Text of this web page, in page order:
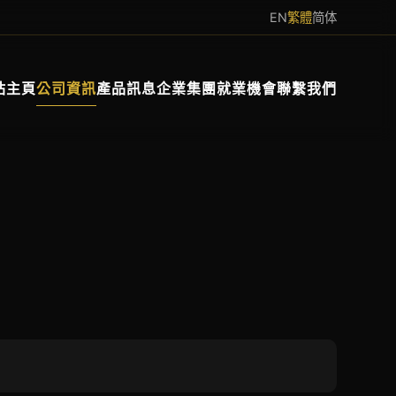
EN繁體简体
主頁公司資訊產品訊息企業集團就業機會聯繫我們